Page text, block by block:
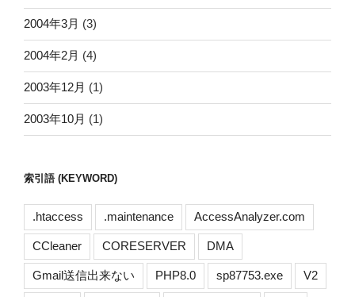
2004年3月 (3)
2004年2月 (4)
2003年12月 (1)
2003年10月 (1)
索引語 (KEYWORD)
.htaccess .maintenance AccessAnalyzer.com
CCleaner CORESERVER DMA
Gmail送信出来ない PHP8.0 sp87753.exe V2